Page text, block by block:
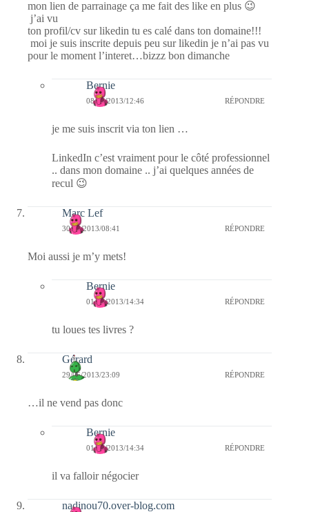
mon lien de parrainage ça me fait des like en plus 😉
j’ai vu
ton profil/cv sur likedin tu es calé dans ton domaine!!!
moi je suis inscrite depuis peu sur likedin je n’ai pas vu
pour le moment l’interet…bizzz bon dimanche
Bernie
08/06/2013/12:46 RÉPONDRE
je me suis inscrit via ton lien …
LinkedIn c’est vraiment pour le côté professionnel
.. dans mon domaine .. j’ai quelques années de
recul 😉
Marc Lef
30/05/2013/08:41 RÉPONDRE
Moi aussi je m’y mets!
Bernie
01/06/2013/14:34 RÉPONDRE
tu loues tes livres ?
Gérard
29/05/2013/23:09 RÉPONDRE
…il ne vend pas donc
Bernie
01/06/2013/14:34 RÉPONDRE
il va falloir négocier
nadinou70.over-blog.com